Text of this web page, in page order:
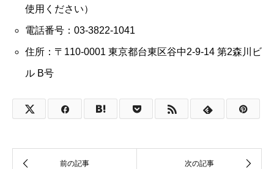
使用ください）
電話番号：03-3822-1041
住所：〒110-0001 東京都台東区谷中2-9-14 第2森川ビ
ル B号